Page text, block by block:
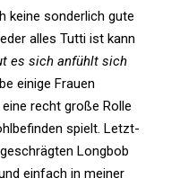
keine son­der­lich gute
alles Tutti ist kann
es sich anfühlt sich
einige Frauen
recht große Rolle
spielt. Letzt­
Longbob
ein­fach in meiner